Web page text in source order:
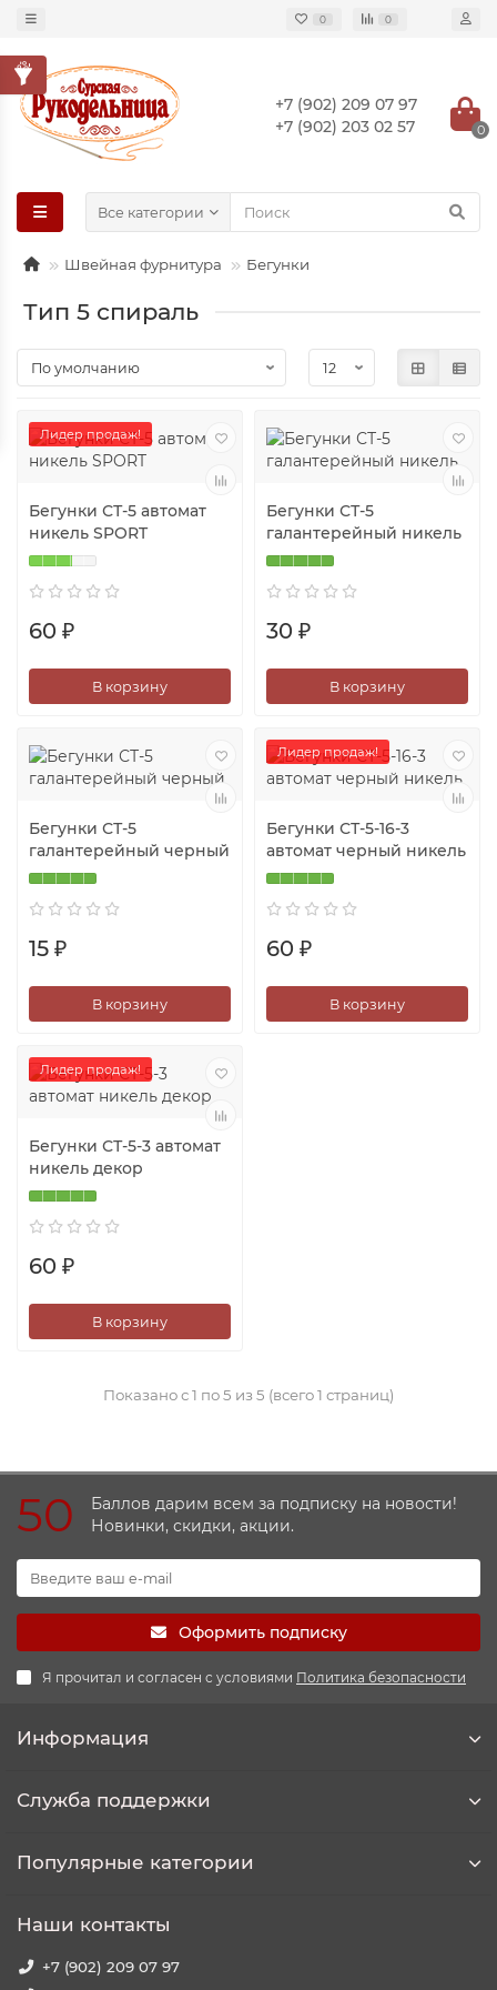
0 0
+7 (902) 209 07 97
+7 (902) 203 02 57
0
Все категории
Швейная фурнитура Бегунки
Тип 5 спираль
Лидер продаж!
Бегунки СТ-5 автомат
никель SPORT
60 ₽
В корзину
Бегунки СТ-5
галантерейный никель
30 ₽
В корзину
Бегунки СТ-5
галантерейный черный
15 ₽
В корзину
Лидер продаж!
Бегунки СТ-5-16-3
автомат черный никель
60 ₽
В корзину
Лидер продаж!
Бегунки СТ-5-3 автомат
никель декор
60 ₽
В корзину
Показано с 1 по 5 из 5 (всего 1 страниц)
50
Баллов дарим всем за подписку на новости!
Новинки, скидки, акции.
Оформить подписку
Я прочитал и согласен с условиями Политика безопасности
Информация
Служба поддержки
Популярные категории
Наши контакты
+7 (902) 209 07 97